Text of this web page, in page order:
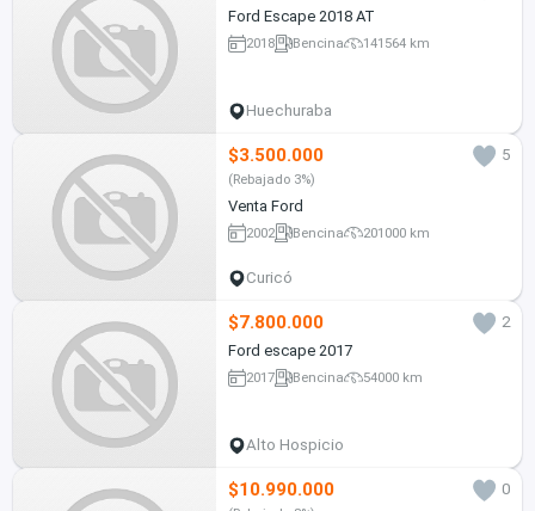
Ford Escape 2018 AT
2018 Bencina 141564 km
Huechuraba
$3.500.000 5
(Rebajado 3%)
Venta Ford
2002 Bencina 201000 km
Curicó
$7.800.000
2
Ford escape 2017
2017 Bencina 54000 km
Alto Hospicio
$10.990.000 0